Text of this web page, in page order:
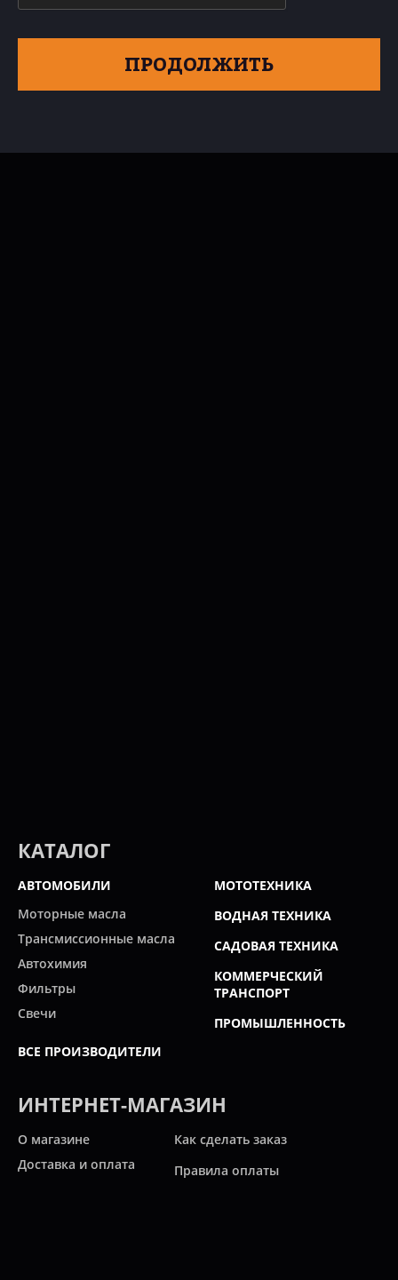
ПРОДОЛЖИТЬ
КАТАЛОГ
АВТОМОБИЛИ
Моторные масла
Трансмиссионные масла
Автохимия
Фильтры
Свечи
ВСЕ ПРОИЗВОДИТЕЛИ
МОТОТЕХНИКА
ВОДНАЯ ТЕХНИКА
САДОВАЯ ТЕХНИКА
КОММЕРЧЕСКИЙ
ТРАНСПОРТ
ПРОМЫШЛЕННОСТЬ
ИНТЕРНЕТ-МАГАЗИН
О магазине
Доставка и оплата
Как сделать заказ
Правила оплаты